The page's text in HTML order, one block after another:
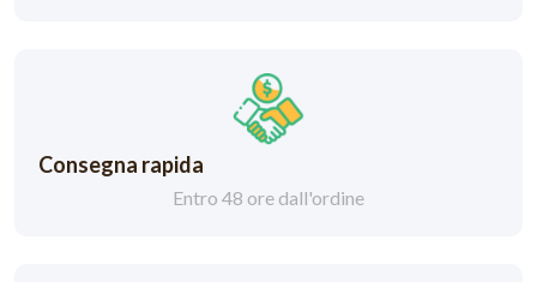
Consegna rapida
Entro 48 ore dall'ordine